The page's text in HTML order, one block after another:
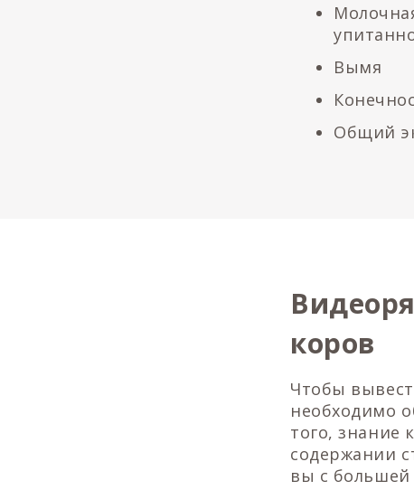
Вымя
Общий
коров
Чтобы
необходимо
того, знание
содержании
вы с большей